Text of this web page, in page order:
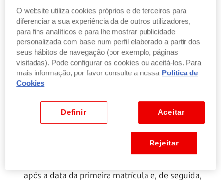
Periodicidade da inspeção
A periodicidade da inspeção automóvel depende do
tipo de veículo e da data da primeira matrícula. No caso
dos automóveis ligeiros de passageiros e de
mercadorias, os prazos da Inspeção Periódica
Obrigatória são os seguintes:
Automóveis ligeiros de passageiros: Quatro anos
de dois em dois anos, até perfazerem oito anos.
Depois disso, deve ser feita anualmente.
após a data da primeira matrícula e, de seguida,
O website utiliza cookies próprios e de terceiros para
diferenciar a sua experiência da de outros utilizadores,
para fins analíticos e para lhe mostrar publicidade
personalizada com base num perfil elaborado a partir dos
seus hábitos de navegação (por exemplo, páginas
visitadas). Pode configurar os cookies ou aceitá-los. Para
mais informação, por favor consulte a nossa Politica de
Cookies
Aceitar
Definir
Rejeitar